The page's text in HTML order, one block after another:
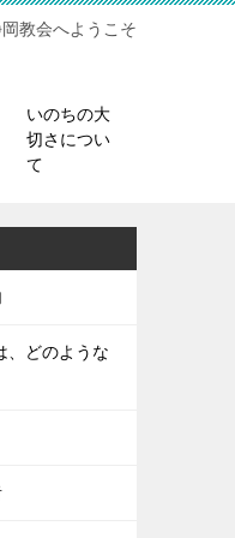
教会へようこそ
いのちの大
切さについ
て
、どのような